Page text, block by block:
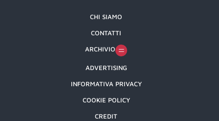
CHI SIAMO
CONTATTI
ARCHIVIO
ADVERTISING
INFORMATIVA PRIVACY
COOKIE POLICY
CREDIT